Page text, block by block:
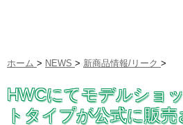
ホーム > NEWS > 新商品情報/リーク >
HWCにてモデルショ
トタイプが公式に販